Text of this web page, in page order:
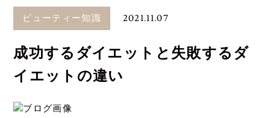
ビューティー知識 2021.11.07
成功するダイエットと失敗するダ
イエットの違い